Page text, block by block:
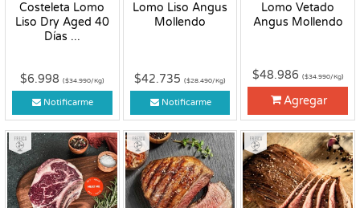
Costeleta Lomo
Liso Dry Aged 40
Días ...
$6.998 ($34.990/Kg)
Notificarme
Lomo Liso Angus
Mollendo
$42.735 ($28.490/Kg)
Notificarme
Lomo Vetado
Angus Mollendo
$48.986 ($34.990/Kg)
Agregar
Fresco Fresco Fresco